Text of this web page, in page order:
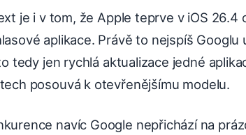
je i v tom, že Apple teprve v iOS 26.4
aplikace. Právě to nejspíš Googlu
tedy jen rychlá aktualizace jedné
posouvá k otevřenějšímu modelu.
navíc Google nepřichází na